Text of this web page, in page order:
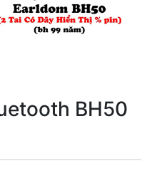
BH50